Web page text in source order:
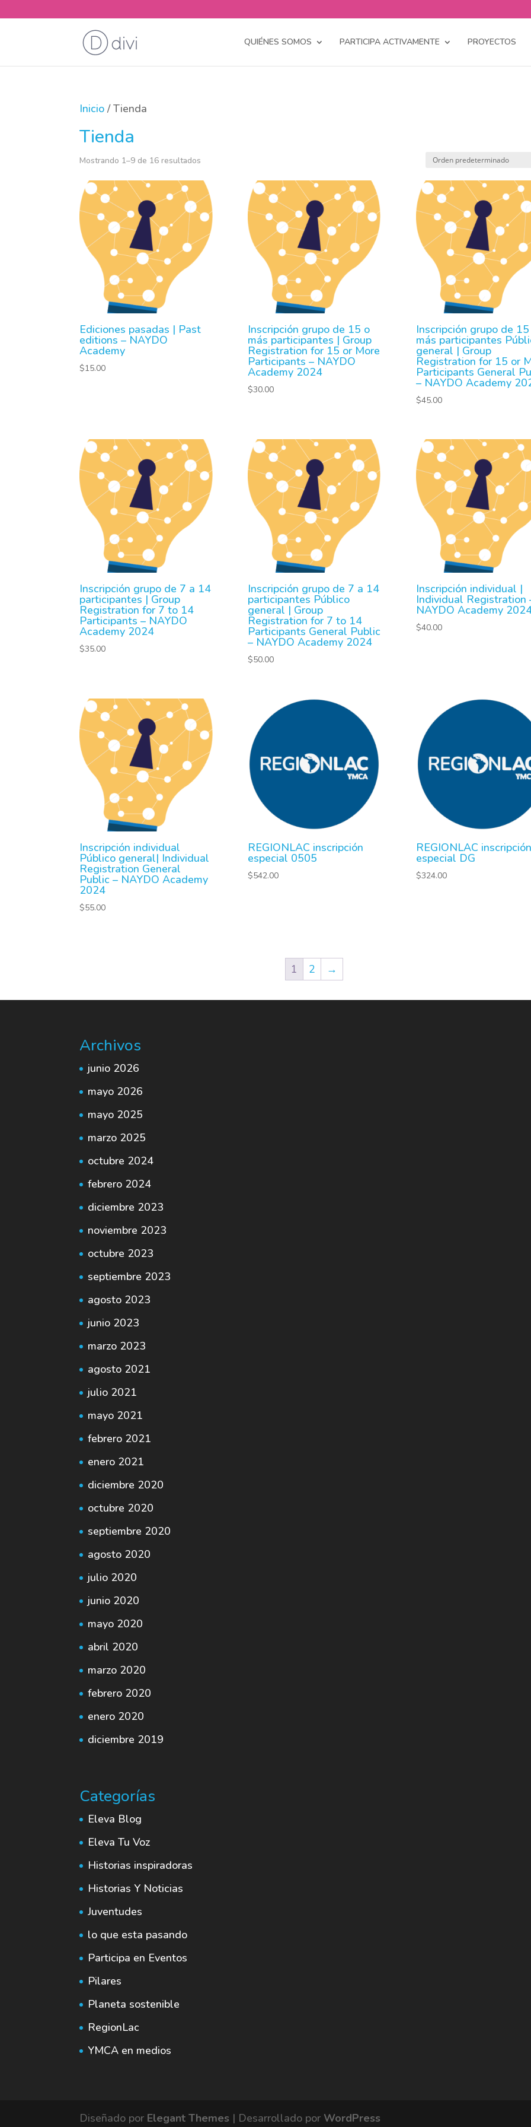
QUIÉNES SOMOS PARTICIPA ACTIVAMENTE PROYECTOS
Inicio / Tienda
Tienda
Mostrando 1–9 de 16 resultados
Ediciones pasadas | Past
editions – NAYDO
Academy
$15.00
Inscripción grupo de 15 o
más participantes | Group
Registration for 15 or More
Participants – NAYDO
Academy 2024
$30.00
Inscripción grupo de
más participantes
general | Group
Registration for 15 or
Participants General
– NAYDO Academy
$45.00
Inscripción grupo de 7 a 14
participantes | Group
Registration for 7 to 14
Participants – NAYDO
Academy 2024
$35.00
Inscripción grupo de 7 a 14
participantes Público
general | Group
Registration for 7 to 14
Participants General Public
– NAYDO Academy 2024
$50.00
Inscripción individual |
Individual Registration
NAYDO Academy
$40.00
Inscripción individual
Público general| Individual
Registration General
Public – NAYDO Academy
2024
$55.00
REGIONLAC inscripción
especial 0505
$542.00
REGIONLAC inscripción
especial DG
$324.00
1 2 →
Archivos
junio 2026
mayo 2026
mayo 2025
marzo 2025
octubre 2024
febrero 2024
diciembre 2023
noviembre 2023
octubre 2023
septiembre 2023
agosto 2023
junio 2023
marzo 2023
agosto 2021
julio 2021
mayo 2021
febrero 2021
enero 2021
diciembre 2020
octubre 2020
septiembre 2020
agosto 2020
julio 2020
junio 2020
mayo 2020
abril 2020
marzo 2020
febrero 2020
enero 2020
diciembre 2019
Categorías
Eleva Blog
Eleva Tu Voz
Historias inspiradoras
Historias Y Noticias
Juventudes
lo que esta pasando
Participa en Eventos
Pilares
Planeta sostenible
RegionLac
YMCA en medios
Diseñado por Elegant Themes | Desarrollado por WordPress